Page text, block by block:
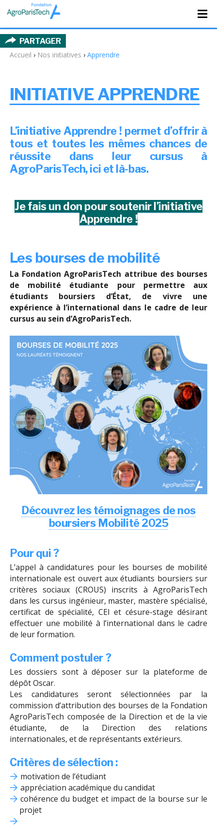
PARTAGER
Accueil › Nos initiatives › Apprendre
INITIATIVE APPRENDRE
L’initiative Apprendre ! permet d’offrir à
tous et toutes les mêmes chances de
réussite dans leur cursus à
AgroParisTech, ici et là-bas.
Je fais un don pour soutenir l’initiative
Apprendre !
Les bourses de mobilité
La Fondation AgroParisTech attribue des bourses
de mobilité étudiante pour permettre aux
étudiants boursiers d’État, de vivre une
expérience à l’international dans le cadre de leur
cursus au sein d’AgroParisTech.
Découvrez les témoignages de nos
boursiers Mobilité 2025
Pour qui ?
L’appel à candidatures pour les bourses de mobilité
internationale est ouvert aux étudiants boursiers sur
critères sociaux (CROUS) inscrits à AgroParisTech
dans les cursus ingénieur, master, mastère spécialisé,
certificat de spécialité, CEI et césure-stage désirant
effectuer une mobilité à l’international dans le cadre
de leur formation.
Comment postuler ?
Les dossiers sont à déposer sur la plateforme de
dépôt Oscar.
Les candidatures seront sélectionnées par la
commission d’attribution des bourses de la Fondation
AgroParisTech composée de la Direction et de la vie
étudiante, de la Direction des relations
internationales, et de représentants extérieurs.
Critères de sélection :
motivation de l’étudiant
appréciation académique du candidat
cohérence du budget et impact de la bourse sur le
projet